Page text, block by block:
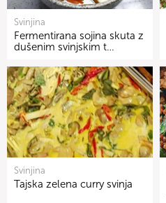
Svinjina
Fermentirana sojina skuta z
dušenim svinjskim t…
Svinjina
Tajska zelena curry svinja